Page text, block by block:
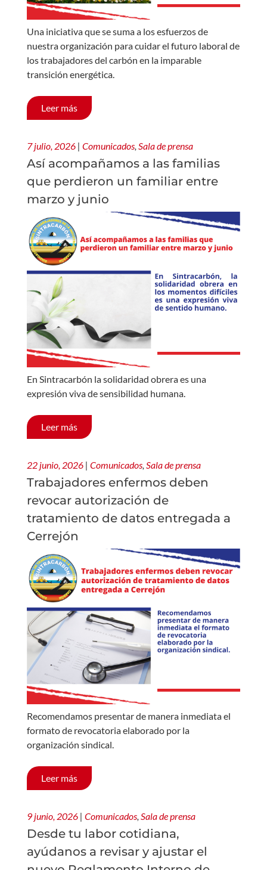
Una iniciativa que se suma a los esfuerzos de
nuestra organización para cuidar el futuro laboral de
los trabajadores del carbón en la imparable
transición energética.
Leer más
7 julio, 2026 | Comunicados Sala de prensa
Así acompañamos a las familias
que perdieron un familiar entre
marzo y junio
En Sintracarbón la solidaridad obrera es una
expresión viva de sensibilidad humana.
Leer más
22 junio, 2026 | Comunicados, Sala de prensa
Trabajadores enfermos deben
revocar autorización de
tratamiento de datos entregada a
Cerrejón
Recomendamos presentar de manera inmediata el
formato de revocatoria elaborado por la
organización sindical.
Leer más
9 junio, 2026 | Comunicados, Sala de prensa
Desde tu labor cotidiana,
ayúdanos a revisar y ajustar el